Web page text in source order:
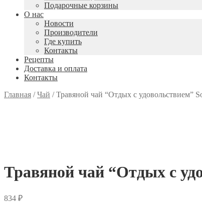
Подарочные корзины
О нас
Новости
Производители
Где купить
Контакты
Рецепты
Доставка и оплата
Контакты
Главная /Чай /Травяной чай “Отдых с удовольствием”
Травяной чай “Отдых с
834 ₽